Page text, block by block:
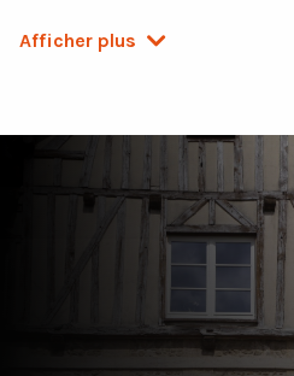
de menuiseries en bois.
des fenêtres et des portes
rénovation d’appartements
particuliers et de maisons de
Notre savoir-faire allie
typiquement français. C’est
Afficher plus